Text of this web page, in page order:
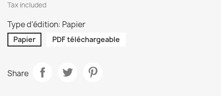
Tax included
Type d'édition: Papier
Papier PDF téléchargeable
Share